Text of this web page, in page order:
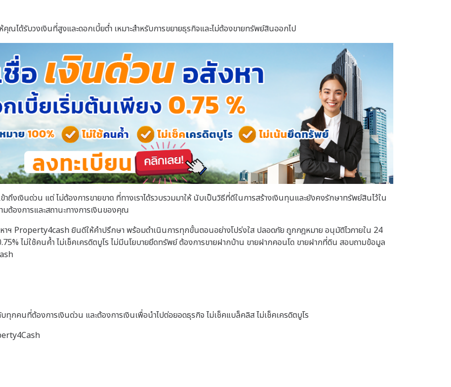
ได้รับวงเงินที่สูงและดอกเบี้ยต่ำ เหมาะสำหรับการขยายธุรกิจและไม่ต้องขายทรัพย์สินออกไป
าถึงเงินด่วน แต่ไม่ต้องการขายขาด ที่ทางเราได้รวบรวมมาให้ นับเป็นวิธีที่ดีในการสร้างเงินทุนและยังคงรักษาทรัพย์สินไว้ใน
ต้องการและสถานะทางการเงินของคุณ
ฯ Property4cash ยินดีให้คำปรึกษา พร้อมดำเนินการทุกขั้นตอนอย่างโปร่งใส ปลอดภัย ถูกกฎหมาย อนุมัติไวภายใน 24
ไม่ใช้คนค้ำ ไม่เช็คเครดิตบูโร ไม่มีนโยบายยึดทรัพย์ ต้องการขายฝากบ้าน ขายฝากคอนโด ขายฝากที่ดิน สอบถามข้อมูล
คนที่ต้องการเงินด่วน และต้องการเงินเพื่อนำไปต่อยอดธุรกิจ ไม่เช็คแบล็คลิส ไม่เช็คเครดิตบูโร